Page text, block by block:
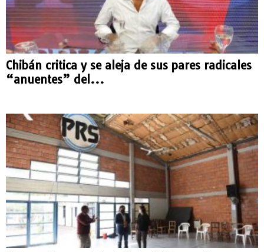
Chibán critica y se aleja de sus pares radicales
“anuentes” del...